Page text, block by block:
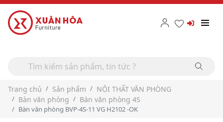
Trang chủ Sản phẩm
NỘI THẤT VĂN PHÒNG
Bàn văn phòng
Bàn văn phòng 4S
Bàn văn phòng BVP-4S-11 VG H2102 -OK